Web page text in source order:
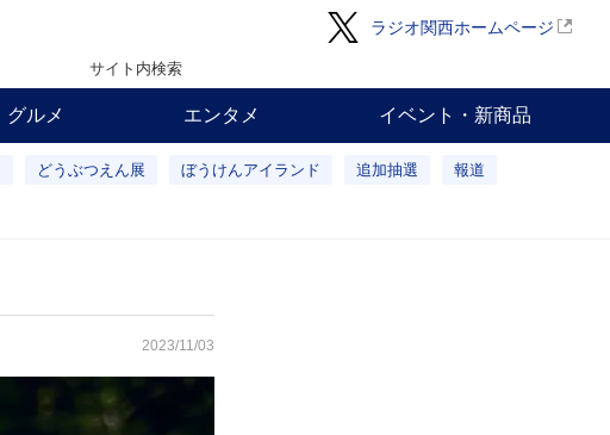
ラジオ関西ホームページ
サイト内検索
グルメ エンタメ イベント・新商品
どうぶつえん展 ぼうけんアイランド 追加抽選 報道
2023/11/03